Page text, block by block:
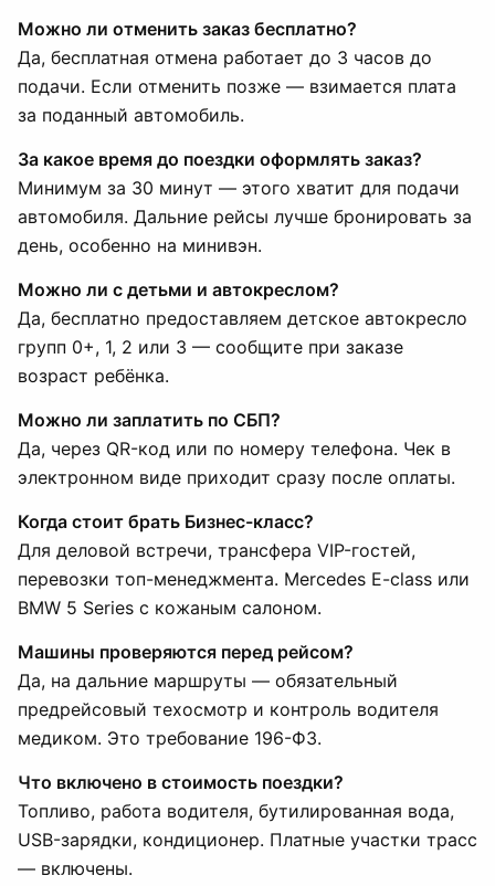
Можно ли отменить заказ бесплатно?
Да, бесплатная отмена работает до 3 часов до
подачи. Если отменить позже — взимается плата
за поданный автомобиль.
За какое время до поездки оформлять заказ?
Минимум за 30 минут — этого хватит для подачи
автомобиля. Дальние рейсы лучше бронировать за
день, особенно на минивэн.
Можно ли с детьми и автокреслом?
Да, бесплатно предоставляем детское автокресло
групп 0+, 1, 2 или 3 — сообщите при заказе
возраст ребёнка.
Можно ли заплатить по СБП?
Да, через QR-код или по номеру телефона. Чек в
электронном виде приходит сразу после оплаты.
Когда стоит брать Бизнес-класс?
Для деловой встречи, трансфера VIP-гостей,
перевозки топ-менеджмента. Mercedes E-class или
BMW 5 Series с кожаным салоном.
Машины проверяются перед рейсом?
Да, на дальние маршруты — обязательный
предрейсовый техосмотр и контроль водителя
медиком. Это требование 196-ФЗ.
Что включено в стоимость поездки?
Топливо, работа водителя, бутилированная вода,
USB-зарядки, кондиционер. Платные участки трасс
— включены.